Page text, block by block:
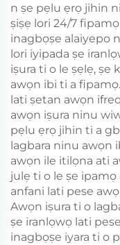
n ṣe pẹlu ẹrọ jihin
ṣiṣẹ lori 24/7
inagbọṣe alaiyepo
lori iyipada ṣe
iṣura ti o le ṣẹlẹ, ṣe
awọn ibi ti a
lati ṣetan awọn
awọn iṣura ninu
pẹlu ẹrọ jihin ti a
lagbara ninu awọn
awọn ile itilọna ati
julẹ ti o le ṣe
anfani lati pese
Awọn iṣura ti o
ṣe iranlọwọ lati
inagbọṣe iyara ti o